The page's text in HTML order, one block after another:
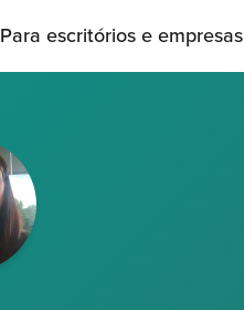
Para escritórios e empresas